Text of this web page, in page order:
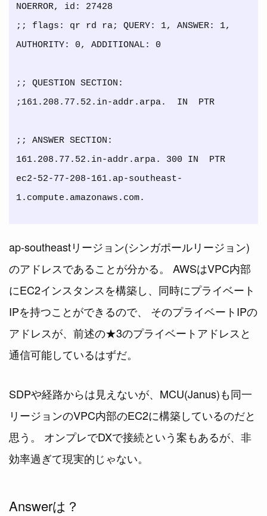
NOERROR, id: 27428
;; flags: qr rd ra; QUERY: 1, ANSWER: 1,
AUTHORITY: 0, ADDITIONAL: 0
;; QUESTION SECTION:
;161.208.77.52.in-addr.arpa.  IN  PTR
;; ANSWER SECTION:
161.208.77.52.in-addr.arpa. 300 IN  PTR
ec2-52-77-208-161.ap-southeast-
ap-southeastリージョン(シンガポールリージョン)
のアドレスであることが分かる。 AWSはVPC内部
にEC2インスタンスを構築し、同時にプライベート
IPを持つことができるので、 そのプライベートIPの
アドレスが、前述の★3のプライベートアドレスと
通信可能しているはずだ。
SDPや経路からは見えないが、MCU(Janus)も同一
リージョンのVPC内部のEC2に構築しているのだと
思う。 オンプレでDXで接続という案もあるが、非
効率過ぎて現実的じゃない。
Answerは？